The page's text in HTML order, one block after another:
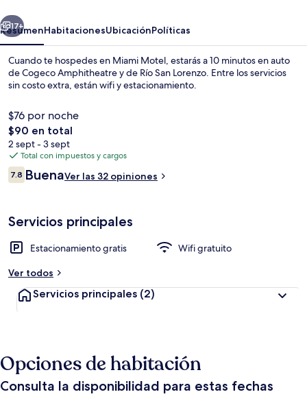
Tabla de planchar con plancha y wifi
Siguiente
17+
ResumenHabitacionesUbicaciónPolíticas
Cuando te hospedes en Miami Motel, estarás a 10 minutos en auto
de Cogeco Amphitheatre y de Río San Lorenzo. Entre los servicios
sin costo extra, están wifi y estacionamiento.
$76 por noche
El
precio
total
es
de
$90 en total
2 sept - 3 sept
Total con impuestos y cargos
Opiniones
7.87.8 de 10,
BuenaVer las 32 opiniones
Servicios principales
Estacionamiento gratis
Wifi gratuito
Ver todos
Servicios principales (2)
Opciones de habitación
Consulta la disponibilidad para estas fechas